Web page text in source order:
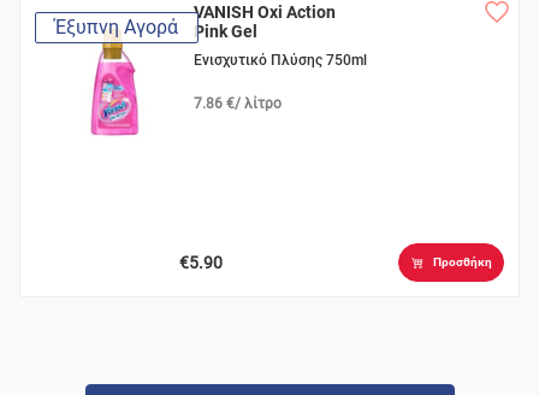
Έξυπνη Αγορά
VANISH Oxi Action
Pink Gel
Ενισχυτικό Πλύσης 750ml
7.86 €/ λίτρο
€5.90 Προσθήκη